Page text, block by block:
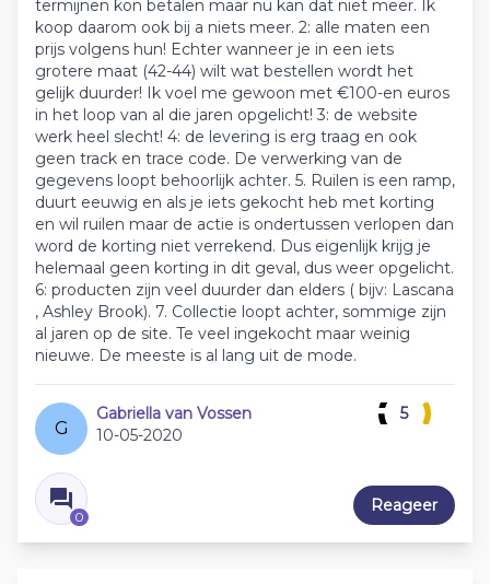
termijnen kon betalen maar nu kan dat niet meer. Ik
koop daarom ook bij a niets meer. 2: alle maten een
prijs volgens hun! Echter wanneer je in een iets
grotere maat (42-44) wilt wat bestellen wordt het
gelijk duurder! Ik voel me gewoon met €100-en euros
in het loop van al die jaren opgelicht! 3: de website
werk heel slecht! 4: de levering is erg traag en ook
geen track en trace code. De verwerking van de
gegevens loopt behoorlijk achter. 5. Ruilen is een ramp,
duurt eeuwig en als je iets gekocht heb met korting
en wil ruilen maar de actie is ondertussen verlopen dan
word de korting niet verrekend. Dus eigenlijk krijg je
helemaal geen korting in dit geval, dus weer opgelicht.
6: producten zijn veel duurder dan elders ( bijv: Lascana
, Ashley Brook). 7. Collectie loopt achter, sommige zijn
al jaren op de site. Te veel ingekocht maar weinig
nieuwe. De meeste is al lang uit de mode.
G
Gabriella van Vossen
10-05-2020
0
5
Reageer